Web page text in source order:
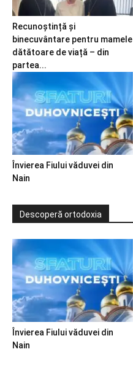
Recunoștință și
binecuvântare pentru mamele
dătătoare de viață – din
partea...
Învierea Fiului văduvei din
Nain
Descoperă ortodoxia
Învierea Fiului văduvei din
Nain